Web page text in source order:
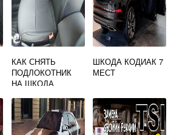
КАК СНЯТЬ
ПОДЛОКОТНИК
НА ШКОДА
ШКОДА КОДИАК 7
МЕСТ